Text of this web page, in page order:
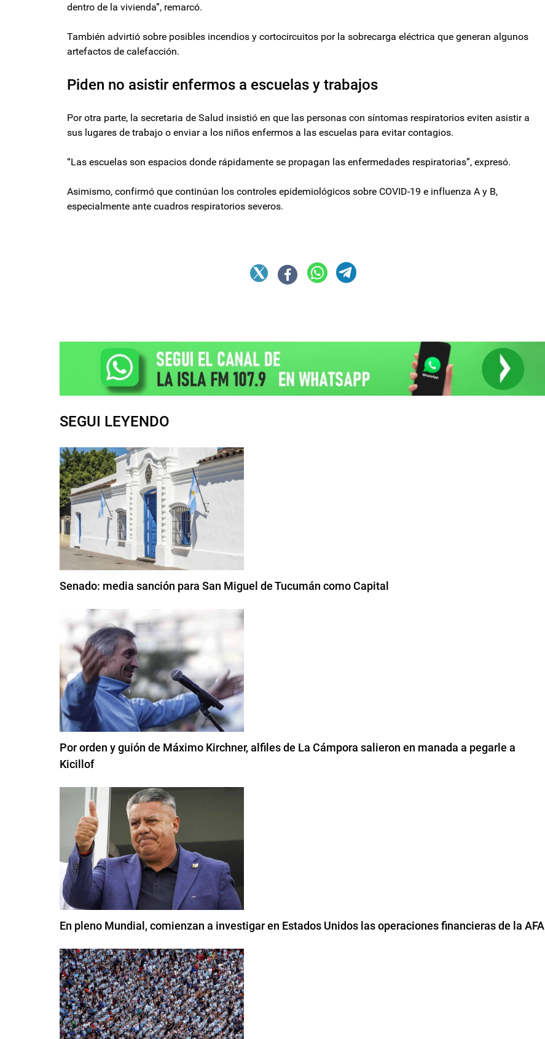
dentro de la vivienda”, remarcó.
También advirtió sobre posibles incendios y cortocircuitos por la sobrecarga eléctrica que generan algunos
artefactos de calefacción.
Piden no asistir enfermos a escuelas y trabajos
Por otra parte, la secretaria de Salud insistió en que las personas con síntomas respiratorios eviten asistir a
sus lugares de trabajo o enviar a los niños enfermos a las escuelas para evitar contagios.
“Las escuelas son espacios donde rápidamente se propagan las enfermedades respiratorias”, expresó.
Asimismo, confirmó que continúan los controles epidemiológicos sobre COVID-19 e influenza A y B,
especialmente ante cuadros respiratorios severos.
SEGUI LEYENDO
Senado: media sanción para San Miguel de Tucumán como Capital
Por orden y guión de Máximo Kirchner, alfiles de La Cámpora salieron en manada a pegarle a
Kicillof
En pleno Mundial, comienzan a investigar en Estados Unidos las operaciones financieras de la AFA